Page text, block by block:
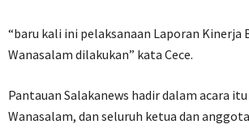
“baru kali ini pelaksanaan Laporan Kinerja
Wanasalam dilakukan” kata Cece.
Pantauan Salakanews hadir dalam acara
Wanasalam, dan seluruh ketua dan